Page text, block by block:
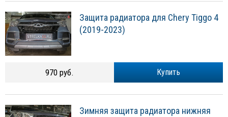
Защита радиатора для Chery Tiggo 4
(2019-2023)
Купить
970 руб.
Зимняя защита радиатора нижняя